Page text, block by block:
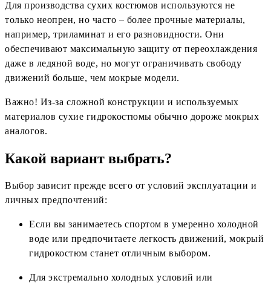
Для производства сухих костюмов используются не
только неопрен, но часто – более прочные материалы,
например, триламинат и его разновидности. Они
обеспечивают максимальную защиту от переохлаждения
даже в ледяной воде, но могут ограничивать свободу
движений больше, чем мокрые модели.
Важно! Из-за сложной конструкции и используемых
материалов сухие гидрокостюмы обычно дороже мокрых
аналогов.
Какой вариант выбрать?
Выбор зависит прежде всего от условий эксплуатации и
личных предпочтений:
Если вы занимаетесь спортом в умеренно холодной
воде или предпочитаете легкость движений, мокрый
гидрокостюм станет отличным выбором.
Для экстремально холодных условий или